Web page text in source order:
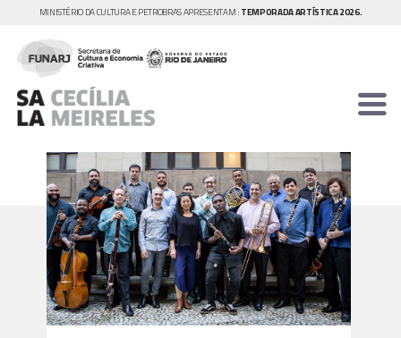
MINISTÉRIO DA CULTURA E PETROBRAS APRESENTAM : TEMPORADA ARTÍSTICA 2026.